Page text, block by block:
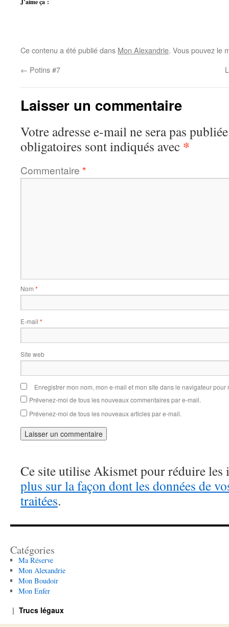
J’aime ça :
Ce contenu a été publié dans Mon Alexandrie. Vous pouvez le
← Potins #7
Laisser un commentaire
Votre adresse e-mail ne sera pas
obligatoires sont indiqués avec *
Commentaire *
Nom *
E-mail *
Site web
Enregistrer mon nom, mon e-mail et mon site dans le navigateur
Prévenez-moi de tous les nouveaux commentaires par e-mail.
Prévenez-moi de tous les nouveaux articles par e-mail.
Ce site utilise Akismet pour réduire les
plus sur la façon dont les données de
traitées.
Catégories
Ma Réserve
Mon Alexandrie
Mon Boudoir
Mon Enfer
Trucs légaux